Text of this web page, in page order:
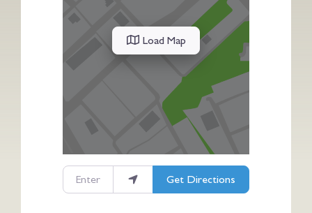
Load Map
Enter your location
Get Directions